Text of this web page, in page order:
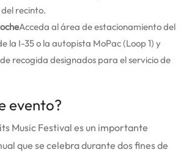
recinto.
Acceda al área de estacionamiento del
la I-35 o la autopista MoPac (Loop 1) y
recogida designados para el servicio de
evento?
Music Festival es un importante
que se celebra durante dos fines de